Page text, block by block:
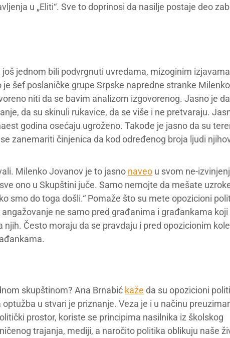
u „Eliti“. Sve to doprinosi da nasilje postaje deo
jednom bili podvrgnuti uvredama, mizoginim
šef poslaničke grupe Srpske napredne stranke Milenko
niti da se bavim analizom izgovorenog. Jasno je
da su skinuli rukavice, da se više i ne pretvaraju.
godina osećaju ugroženo. Takođe je jasno da su
zanemariti činjenica da kod određenog broja ljudi
Milenko Jovanov je to jasno naveo u svom ne-
ono u Skupštini juče. Samo nemojte da mešate
smo do toga došli.“ Pomaže što su mete opozicioni
ne samo pred građanima i građankama koji
njih. Često moraju da se pravdaju i pred opozicionim
skupštinom? Ana Brnabić kaže da su opozicioni
u stvari je priznanje. Veza je i u načinu
prostor, koriste se principima nasilnika iz školskog
trajanja, mediji, a naročito politika oblikuju naše